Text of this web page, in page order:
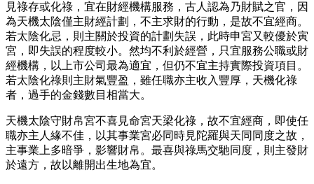
見祿存或化祿，宜在財經機構服務，古人認為乃財賦之官，因
為天機太陰僅主財經計劃，不主求財的行動，是故不宜經商。
若太陰化忌，則主關於投資的計劃失誤，此時申宮又較優於寅
宮，即失誤的程度較小。然均不利於經營，只宜服務公職或財
經機構，以上市公司最為適宜，但仍不宜主持實際投資項目。
若太陰化祿則主財氣豐盈，雖任職亦主收入豐厚，天機化祿
者，過手的金錢數目相當大。
天機太陰守財帛宮不喜見命宮天梁化祿，故不宜經商，即使任
職亦主人緣不佳，以其事業宮必同時見陀羅與天同同度之故，
主事業上多暗爭，影響財帛。最喜與祿馬交馳同度，則主發財
於遠方，故以離開出生地為宜。